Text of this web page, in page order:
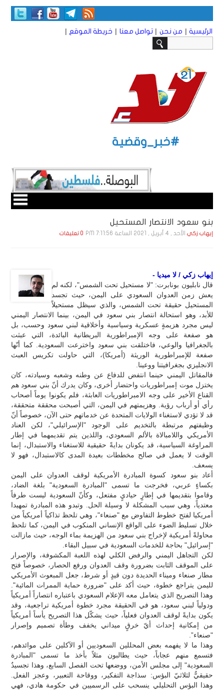
الرئيسية | من نحن | تواصل معنا | خريطة الموقع |
#خبر_وقضية
بنو سعود الانتصار المستحيل
إيهاب زكي الأحد , 4 أبـريـل , 2021 الساعة 7:11:56 PM 0 تعليقات
إيهاب زكي / لا ميديا -
قال نابليون بونابرت: "لا مستحيل تحت الشمس"، لكنه لم
يعش زمن العدوان السعودي على اليمن، حيث تجسد
المستحيل حقيقة تحت الشمس، والذي سيظل مستحيلاً
للأبد، وهو استحالة انتصار بني سعود في اليمن، بينما الانتصار اليمني
ليس مجرد هزيمةٍ عسكرية وسياسية وأخلاقية لبني سعود وحسب، بل
هو صفعة على وجه الإمبراطورية البريطانية البائدة، التي عبثت
بالجغرافيا والوعي، فاختلقت بني سعود واخترعت السعودية. كما أنّها
صفعة للإمبراطورية الوريثة (أمريكا)، التي حاولت تكريس العبث
الانجليزي بجغرافيتنا ووعينا.
فالمقاتل اليمني حينما انتفض للدفاع عن وطنه وشعبه وسيادته، كان
يختزل موت إمبراطوريات واحتضار أخرى، وكان يدرك أنّ بني سعود هم
القناع الأخير على وجه الامبراطوريات العابثة، فلم يكونوا يوماً أصحاب
رأي أو أرباب رؤية. وهزيمتهم في اليمن، التي أصبحت محققة متحققة،
قد لا تؤدي لاستغناء الولايات المتحدة عن خدماتهم حتى الآن، خصوصاً أنّ
وظيفتهم مرتبطة بالتخديم على الوجود "الإسرائيلي"، لكن العناد
الأمريكي واللامبالاة بالألم السعودي، واللذين يتم تقديمهما في إطار
المراوغة السياسية، قد يكونان بدايةً حقيقية للاستغناء والاستبدال، إنما
الوقت لا يعمل في صالح مخططات بعيدة المدى كالاستبدال، فهو لا
يسعف.
أعاد بنو سعود كسوة المبادرة الأمريكية لوقف العدوان على اليمن
بكساءٍ عربي، فخرجت ما تسمى "المبادرة السعودية" بلغة الضاد،
وقاموا بتقديمها في إطارٍ حياديٍ مفتعل، وكأنّ السعودية ليست طرفاً
معتدياً، وهي سبب المشكلة لا وسيلة الحل. وتبدو هذه المبادرة تمهيدا
أمريكيا لفتح خطوط التفاوض مع "صنعاء"، وهي تلحظ تذاكياً أمريكياً من
خلال تسليط الضوء على الواقع الإنساني المنكوب في اليمن، كما تلحظ
محاولةً أمريكية لإخراج بني سعود من الهزيمة بماء الوجه، حيث مازالت
"إسرائيل" بحاجة للخدمات السعودية في سبيل البقاء.
لكن التجاهل اليمني والرفض الكلي لهذه اللعبة المكشوفة، والإصرار
على الموقف الثابت بضرورة وقف العدوان ورفع الحصار، خصوصاً فتح
مطار صنعاء وميناء الحديدة دون قيدٍ أو شرط، جعل المبعوث الأمريكي
لليمن يتراجع خطوة، حيث أكد على "ضرورة حماية الممرات المائية".
وهذا التصريح الذي يتعامل معه الإعلام السعودي باعتباره انتصاراً أمريكياً
ودولياً لبني سعود، هو في الحقيقة مجرد خطوة أمريكية تراجعية، وقد
يكون بدايةً لوقف العدوان فعلياً، حيث يشكّل هذا التصريح يأساً أمريكياً
من إمكانية إحداث أيّ خرقٍ ميداني يخفف وطأة تصميم وإصرار
"صنعاء”.
وهذا ما لا يفهمه بعض المحللين السعوديين أو الآكلين على موائدهم،
فتسمع منهم عجاباً، حيث يطالبون مثلاً بأخذ ما تسمى "المبادرة
السعودية" إلى مجلس الأمن، ووضعها تحت الفصل السابع، وهذا تجسيدٌ
حقيقيٌّ لثلاثيّ البؤس: سذاجة التفكير، ووقاحة التعبير، وعجز الفعل.
وهذا البؤس التحليلي ينسحب على الرسميين في حكومة هادي، فهي